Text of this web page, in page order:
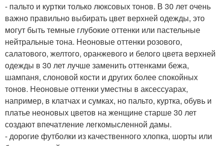
- пальто и куртки только люксовых тонов. В 30 лет очень
важно правильно выбирать цвет верхней одежды, это
могут быть темные глубокие оттенки или пастельные
нейтральные тона. Неоновые оттенки розового,
салатового, желтого, оранжевого и белого цвета верхней
одежды в 30 лет лучше заменить оттенками бежа,
шампаня, слоновой кости и других более спокойных
тонов. Неоновые оттенки уместны в аксессуарах,
например, в клатчах и сумках, но пальто, куртка, обувь и
платье неоновых цветов на женщине старше 30 лет
создают впечатление легкомысленной дамы.
- дорогие футболки из качественного хлопка, шорты или